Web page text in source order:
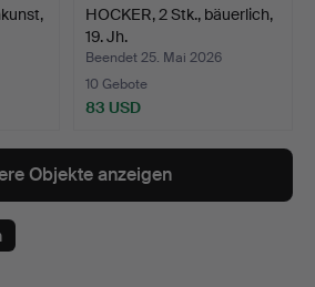
HOCKER, 2 Stk., bäuerlich,
19. Jh.
Beendet 25. Mai 2026
10 Gebote
83 USD
Objekte anzeigen